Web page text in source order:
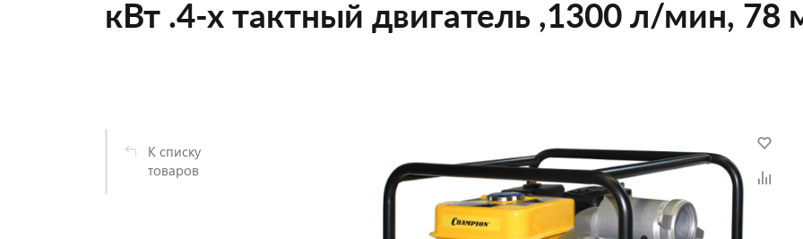
кВт .4-х тактный двигатель ,1300 л/мин, 78
К списку
товаров